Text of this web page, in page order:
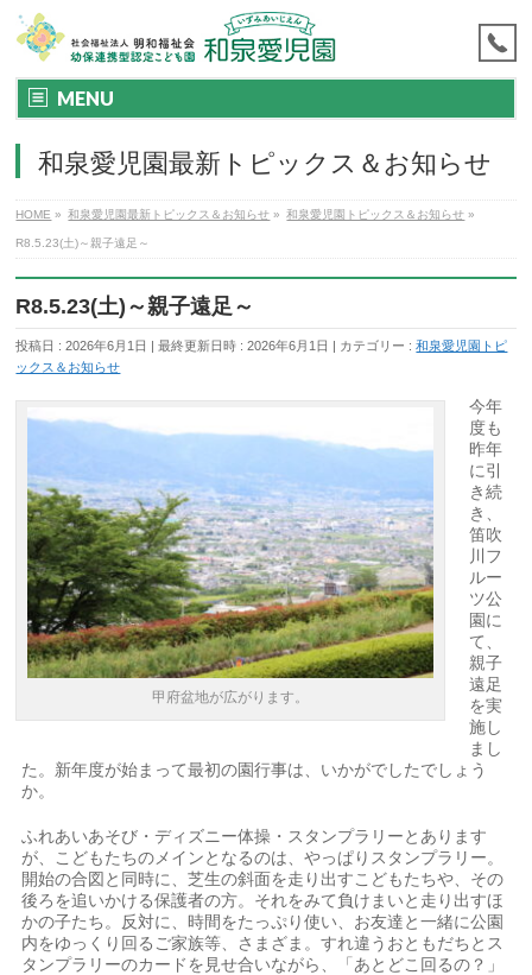
MENU
和泉愛児園最新トピックス＆お知らせ
HOME » 和泉愛児園最新トピックス＆お知らせ » 和泉愛児園トピックス＆お知らせ »
R8.5.23(土)～親子遠足～
R8.5.23(土)～親子遠足～
投稿日 : 2026年6月1日 最終更新日時 : 2026年6月1日 カテゴリー :和泉愛児園トピ
ックス＆お知らせ
甲府盆地が広がります。
今年
度も
昨年
に引
き続
き、
笛吹
川フ
ルー
ツ公
園に
て、
親子
遠足
を実
施し
まし
た。新年度が始まって最初の園行事は、いかがでしたでしょう
か。
ふれあいあそび・ディズニー体操・スタンプラリーとあります
が、こどもたちのメインとなるのは、やっぱりスタンプラリー。
開始の合図と同時に、芝生の斜面を走り出すこどもたちや、その
後ろを追いかける保護者の方。それをみて負けまいと走り出すほ
かの子たち。反対に、時間をたっぷり使い、お友達と一緒に公園
内をゆっくり回るご家族等、さまざま。すれ違うおともだちとス
タンプラリーのカードを見せ合いながら、「あとどこ回るの？」